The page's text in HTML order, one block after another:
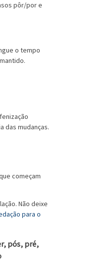
pôr/por e
o tempo
das mudanças.
começam
Não deixe
para o
pós, pré,